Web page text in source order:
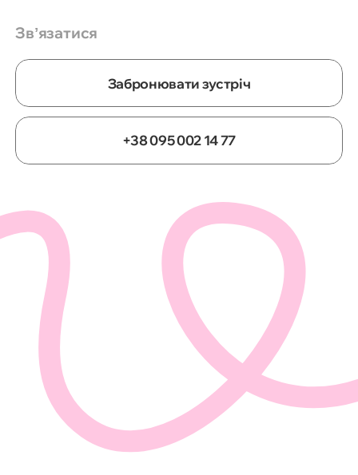
Звʼязатися
Забронювати зустріч
+38 095 002 14 77